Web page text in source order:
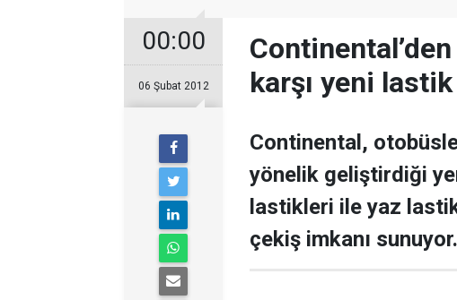
00:00
06 Şubat 2012
karşı yeni lastik
Continental,
yönelik geliştirdiği
lastikleri ile yaz
çekiş imkanı sunuyor.